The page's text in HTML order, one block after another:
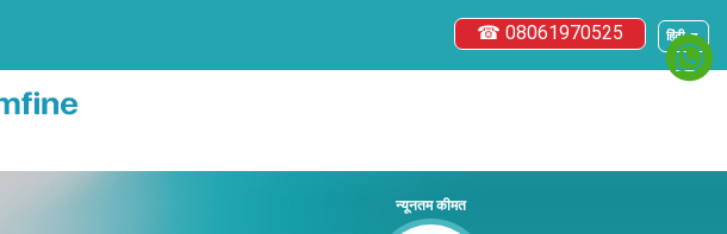
हिंदी ▼
☎ 08061970525
न्यूनतम कीमत